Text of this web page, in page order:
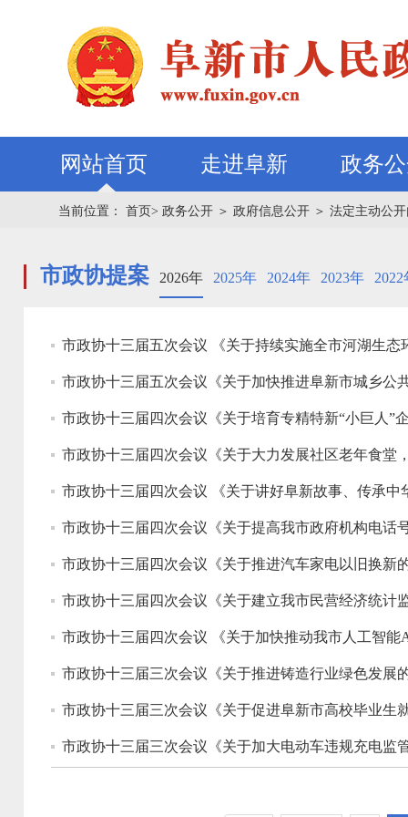
网站首页 走进阜新 政务
当前位置： 首页> 政务公开 ＞ 政府信息公开 ＞ 法定主动公
市政协提案 2026年 2025年 2024年 2023年 2022
市政协十三届五次会议 《关于持续实施全市河湖生
市政协十三届五次会议《关于加快推进阜新市城乡公
市政协十三届四次会议《关于培育专精特新“小巨人”
市政协十三届四次会议《关于大力发展社区老年食堂
市政协十三届四次会议 《关于讲好阜新故事、传承
市政协十三届四次会议《关于提高我市政府机构电话
市政协十三届四次会议《关于推进汽车家电以旧换新
市政协十三届四次会议《关于建立我市民营经济统计
市政协十三届四次会议 《关于加快推动我市人工智
市政协十三届三次会议《关于推进铸造行业绿色发展
市政协十三届三次会议《关于促进阜新市高校毕业生
市政协十三届三次会议《关于加大电动车违规充电监